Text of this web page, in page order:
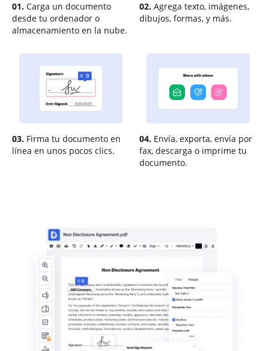
01. Carga un documento
desde tu ordenador o
almacenamiento en la nube.
02. Agrega texto, imágenes,
dibujos, formas, y más.
03. Firma tu documento en
línea en unos pocos clics.
04. Envía, exporta, envía por
fax, descarga o imprime tu
documento.